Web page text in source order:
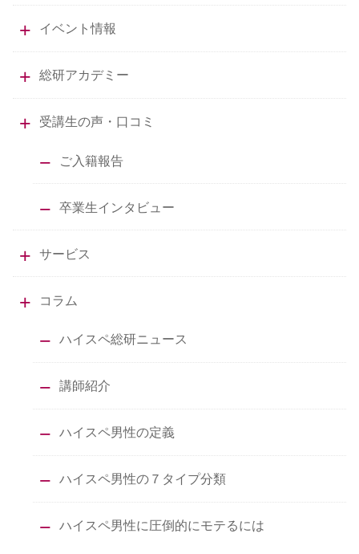
イベント情報
総研アカデミー
受講生の声・口コミ
ご入籍報告
卒業生インタビュー
サービス
コラム
ハイスペ総研ニュース
講師紹介
ハイスペ男性の定義
ハイスペ男性の７タイプ分類
ハイスペ男性に圧倒的にモテるには